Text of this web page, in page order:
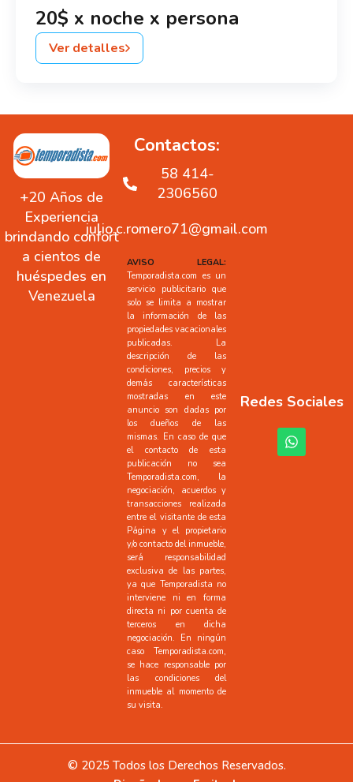
20$ x noche x persona
Ver detalles
+20 Años de
Experiencia
brindando confort
a cientos de
huéspedes en
Venezuela
Contactos:
58 414-
2306560
julio.c.romero71@gmail.com
AVISO LEGAL:
Temporadista.com es un
servicio publicitario que
solo se limita a mostrar
la información de las
propiedades vacacionales
publicadas. La
descripción de las
condiciones, precios y
demás características
mostradas en este
anuncio son dadas por
los dueños de las
mismas. En caso de que
el contacto de esta
publicación no sea
Temporadista.com, la
negociación, acuerdos y
transacciones realizada
entre el visitante de esta
Página y el propietario
y/o contacto del inmueble,
será responsabilidad
exclusiva de las partes,
ya que Temporadista no
interviene ni en forma
directa ni por cuenta de
terceros en dicha
negociación. En ningún
caso Temporadista.com,
se hace responsable por
las condiciones del
inmueble al momento de
su visita.
Redes Sociales
© 2025 Todos los Derechos Reservados.